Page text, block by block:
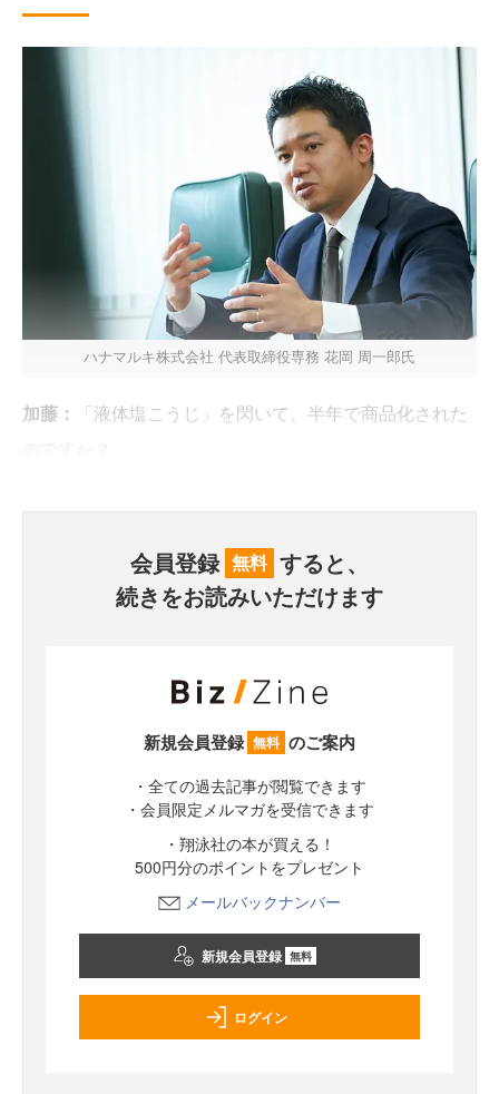
ハナマルキ株式会社 代表取締役専務 花岡 周一郎氏
加藤：
「液体塩こうじ」を閃いて、半年で商品化された
会員登録 無料 すると、
続きをお読みいただけます
新規会員登録 無料 のご案内
・全ての過去記事が閲覧できます
・会員限定メルマガを受信できます
・翔泳社の本が買える！
500円分のポイントをプレゼント
メールバックナンバー
新規会員登録 無料
ログイン